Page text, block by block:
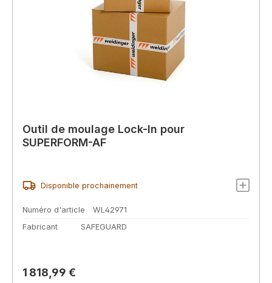
Outil de moulage Lock-In pour
SUPERFORM-AF
Disponible prochainement
Numéro d'article
WL42971
Fabricant
SAFEGUARD
Prix régulier :
1 818,99 €